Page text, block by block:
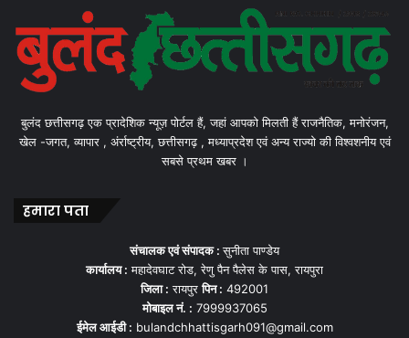
बुलंद छत्तीसगढ़ एक प्रादेशिक न्यूज़ पोर्टल हैं, जहां आपको मिलती हैं राजनैतिक, मनोरंजन,
खेल -जगत, व्यापार , अंर्राष्ट्रीय, छत्तीसगढ़ , मध्याप्रदेश एवं अन्य राज्यो की विश्वशनीय एवं
सबसे प्रथम खबर ।
हमारा पता
संचालक एवं संपादक :सुनीता पाण्डेय
कार्यालय : महादेवघाट रोड, रेणु पैन पैलेस के पास, रायपुरा
जिला : रायपुरपिन : 492001
मोबाइल नं. : 7999937065
ईमेल आईडी : bulandchhattisgarh091@gmail.com